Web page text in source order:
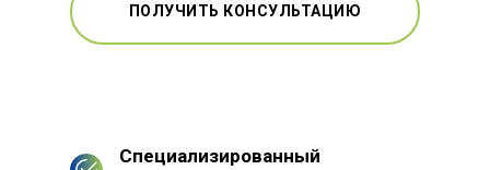
ПОЛУЧИТЬ КОНСУЛЬТАЦИЮ
Специализированный